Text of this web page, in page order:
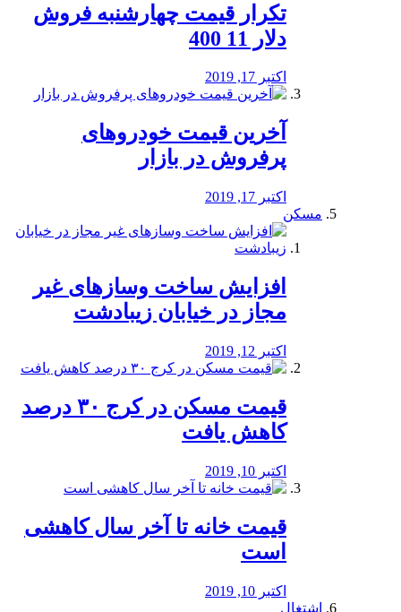
تکرار قیمت چهارشنبه فروش
دلار 11 400
اکتبر 17, 2019
آخرین قیمت خودرو‌های
پرفروش در بازار
اکتبر 17, 2019
مسکن
افزایش ساخت وسازهای غیر
مجاز در خیابان زیبادشت
اکتبر 12, 2019
️قیمت مسکن در کرج ۳۰ درصد
کاهش یافت
اکتبر 10, 2019
قیمت خانه تا آخر سال کاهشی
است
اکتبر 10, 2019
اشتغال